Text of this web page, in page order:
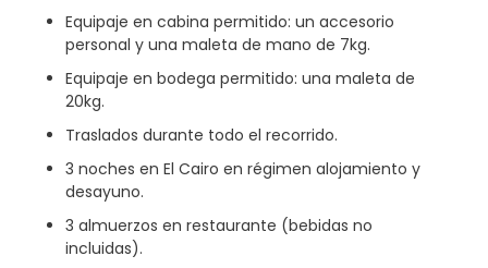
Equipaje en cabina permitido: un accesorio
personal y una maleta de mano de 7kg.
Equipaje en bodega permitido: una maleta de
20kg.
Traslados durante todo el recorrido.
3 noches en El Cairo en régimen alojamiento y
desayuno.
3 almuerzos en restaurante (bebidas no
incluidas).